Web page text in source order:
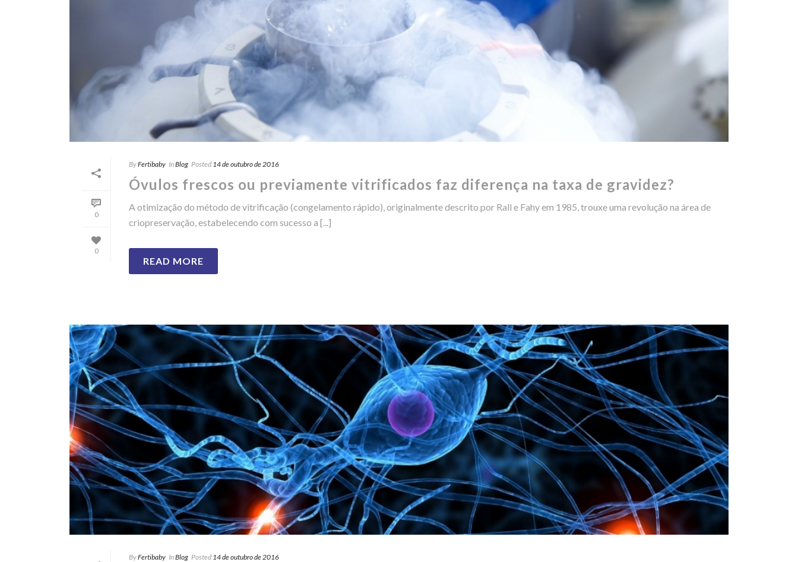
0
0
ByFertibaby InBlog Posted 14 de outubro de 2016
Óvulos frescos ou previamente vitrificados faz diferença na taxa de gravidez?
A otimização do método de vitrificação (congelamento rápido), originalmente descrito por Rall e Fahy em 1985, trouxe uma revolução na área de
criopreservação, estabelecendo com sucesso a [...]
READ MORE
ByFertibaby InBlog Posted 14 de outubro de 2016